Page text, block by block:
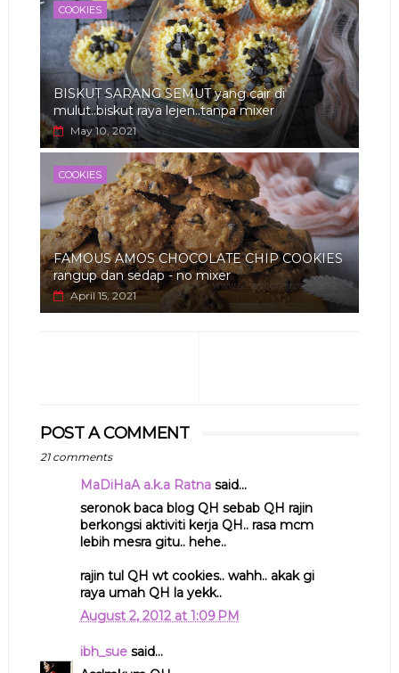
COOKIES
BISKUT SARANG SEMUT yang cair di
mulut..biskut raya lejen..tanpa mixer
May 10, 2021
COOKIES
FAMOUS AMOS CHOCOLATE CHIP COOKIES
rangup dan sedap - no mixer
April 15, 2021
POST A COMMENT
21 comments
MaDiHaA a.k.a Ratnasaid...
seronok baca blog QH sebab QH rajin
berkongsi aktiviti kerja QH.. rasa mcm
lebih mesra gitu.. hehe..
rajin tul QH wt cookies.. wahh.. akak gi
raya umah QH la yekk..
August 2, 2012 at 1:09 PM
ibh_suesaid...